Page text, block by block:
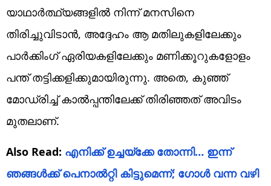
യാഥാർത്ഥ്യങ്ങളിൽ നിന്ന് മനസിനെ
തിരിച്ചുവിടാൻ, അദ്ദേഹം ആ മതിലുകളിലേക്കും
പാർക്കിംഗ് ഏരിയകളിലേക്കും മണിക്കൂറുകളോളം
പന്ത് തട്ടിക്കളിക്കുമായിരുന്നു. അതെ, കുഞ്ഞ്
മോഡ്രിച്ച് കാല്‍പ്പന്തിലേക്ക് തിരിഞ്ഞത് അവിടം
മുതലാണ്.
Also Read: എനിക്ക് ഉച്ചയ്ക്കേ തോന്നി… ഇന്ന്
ഞങ്ങൾക്ക് പെനാൽറ്റി കിട്ടുമെന്ന്; ഗോൾ വന്ന വഴി